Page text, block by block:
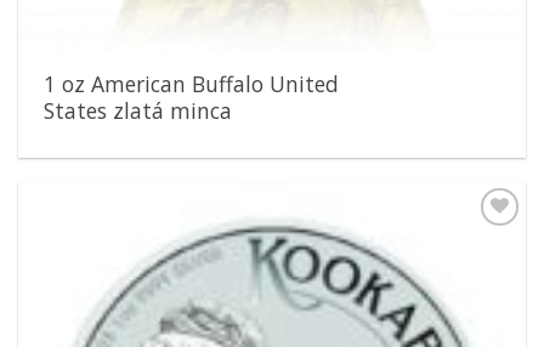
1 oz American Buffalo United
States zlatá minca